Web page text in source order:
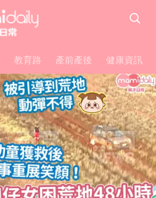
教育路 產前產後 健康資訊